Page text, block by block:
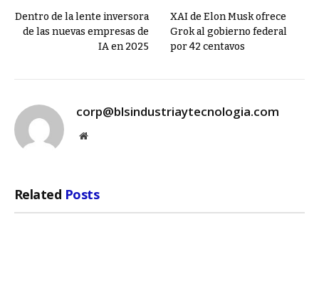
Dentro de la lente inversora
de las nuevas empresas de
IA en 2025
XAI de Elon Musk ofrece
Grok al gobierno federal
por 42 centavos
corp@blsindustriaytecnologia.com
Website
Related Posts